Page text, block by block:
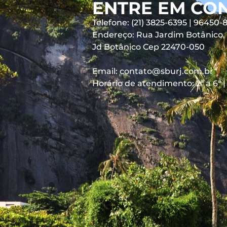
ENTRE EM
Telefone: (21) 3825-6395 | 96450-
Endereço: Rua Jardim Botânico,
Jd Botânico Cep 22470-050
Email: contato@sburj.com.br
Horário de atendimento: 2ª a 6ª |